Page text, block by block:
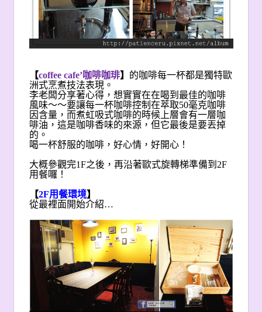
【coffee cafe’咖啡咖琲】 的咖啡每一杯都是獨特歐
洲式烹煮技法表現。
李老闆分享著心得，想實實在在喝到最佳的咖啡
風味～～要讓每一杯咖啡控制在萃取50毫克咖啡
因含量，而煮虹吸式咖啡的時候上層會有一層咖
啡油，這是咖啡香味的來源，但它最後是要丟掉
的。
喝一杯舒服的咖啡，好心情，好開心！
大概參觀完1F之後，再沿著歐式旋轉梯準備到2F
用餐囉！
【2F用餐環境】
從最裡面開始介紹…